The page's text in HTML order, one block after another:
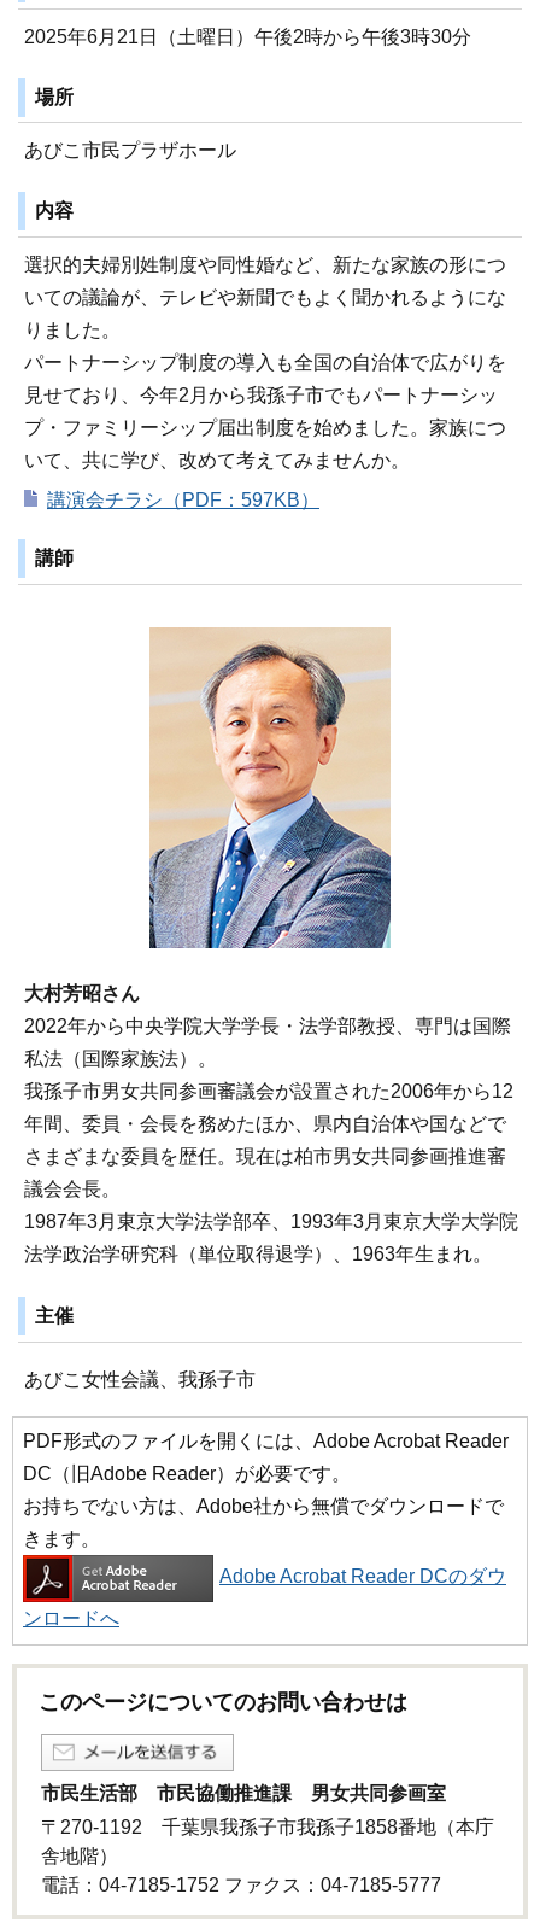
2025年6月21日（土曜日）午後2時から午後3時30分
場所
あびこ市民プラザホール
内容
選択的夫婦別姓制度や同性婚など、新たな家族の形につ
いての議論が、テレビや新聞でもよく聞かれるようにな
りました。
パートナーシップ制度の導入も全国の自治体で広がりを
見せており、今年2月から我孫子市でもパートナーシッ
プ・ファミリーシップ届出制度を始めました。家族につ
いて、共に学び、改めて考えてみませんか。
講演会チラシ（PDF：597KB）
講師
大村芳昭さん
2022年から中央学院大学学長・法学部教授、専門は国際
私法（国際家族法）。
我孫子市男女共同参画審議会が設置された2006年から12
年間、委員・会長を務めたほか、県内自治体や国などで
さまざまな委員を歴任。現在は柏市男女共同参画推進審
議会会長。
1987年3月東京大学法学部卒、1993年3月東京大学大学院
法学政治学研究科（単位取得退学）、1963年生まれ。
主催
あびこ女性会議、我孫子市
PDF形式のファイルを開くには、Adobe Acrobat Reader
DC（旧Adobe Reader）が必要です。
お持ちでない方は、Adobe社から無償でダウンロードで
きます。
Adobe Acrobat Reader DCのダウ
ンロードへ
このページについてのお問い合わせは
市民生活部 市民協働推進課 男女共同参画室
〒270-1192 千葉県我孫子市我孫子1858番地（本庁
舎地階）
電話：04-7185-1752 ファクス：04-7185-5777